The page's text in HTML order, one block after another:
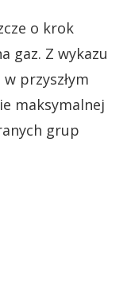
o krok
gaz. Z wykazu
przyszłym
maksymalnej
grup